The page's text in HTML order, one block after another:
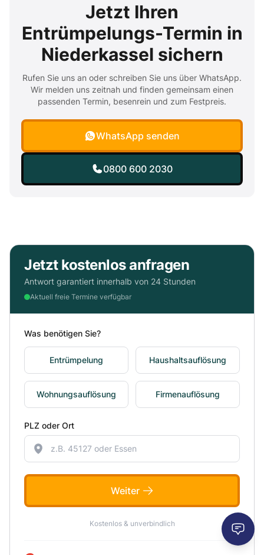
Jetzt Ihren
Entrümpelungs-Termin in
Niederkassel sichern
Rufen Sie uns an oder schreiben Sie uns über WhatsApp.
Wir melden uns zeitnah und finden gemeinsam einen
passenden Termin, besenrein und zum Festpreis.
WhatsApp senden
0800 600 2030
Jetzt kostenlos anfragen
Antwort garantiert innerhalb von 24 Stunden
Aktuell freie Termine verfügbar
Was benötigen Sie?
Entrümpelung Haushaltsauflösung
Wohnungsauflösung Firmenauflösung
PLZ oder Ort
Weiter
Kostenlos & unverbindlich